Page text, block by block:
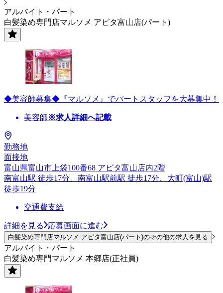
アルバイト・パート
白髪染め専門店マルソメ アピタ富山店(パート)
◆美容師募集◆『マルソメ』でパートスタッフを大募集中！
美容師※求人詳細へ記載
勤務地
面接地
富山県富山市上袋100番68 アピタ富山店内2階
南富山駅 徒歩17分、南富山駅前駅 徒歩17分、大町(富山)駅
徒歩19分
交通費支給
詳細を見る 応募画面に進む
白髪染め専門店マルソメ アピタ富山店(パート)のその他の求人を見る
アルバイト・パート
白髪染め専門マルソメ 本郷店(正社員)